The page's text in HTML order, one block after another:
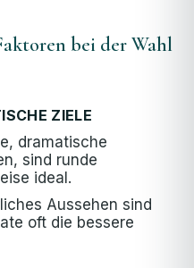
bei der Wahl
ZIELE
dramatische
sind runde
ideal.
Aussehen sind
oft die bessere